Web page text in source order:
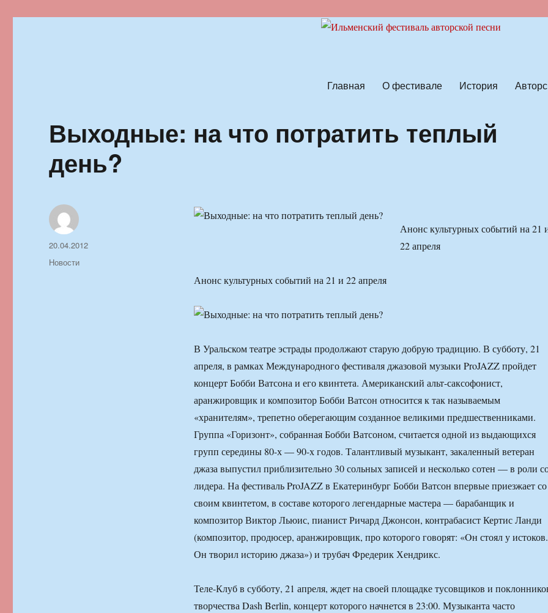
Главная О фестивале История
Выходные: на что потратить теплый
день?
Анонс культурных событий на 21
22 апреля
Анонс культурных событий на 21 и 22 апреля
В Уральском театре эстрады продолжают старую добрую традицию. В субботу, 21
апреля, в рамках Международного фестиваля джазовой музыки ProJAZZ пройдет
концерт Бобби Ватсона и его квинтета. Американский альт-саксофонист,
аранжировщик и композитор Бобби Ватсон относится к так называемым
«хранителям», трепетно оберегающим созданное великими предшественниками.
Группа «Горизонт», собранная Бобби Ватсоном, считается одной из выдающихся
групп середины 80-х — 90-х годов. Талантливый музыкант, закаленный ветеран
джаза выпустил приблизительно 30 сольных записей и несколько сотен — в роли
лидера. На фестиваль ProJAZZ в Екатеринбург Бобби Ватсон впервые приезжает со
своим квинтетом, в составе которого легендарные мастера — барабанщик и
композитор Виктор Льюис, пианист Ричард Джонсон, контрабасист Кертис Ланди
(композитор, продюсер, аранжировщик, про которого говорят: «Oн стоял у истоков.
Он творил историю джаза») и трубач Фредерик Хендрикс.
Теле-Клуб в субботу, 21 апреля, ждет на своей площадке тусовщиков и
творчества Dash Berlin, концерт которого начнется в 23:00. Музыканта часто
Автор
Опубликовано
20.04.2012
Рубрики
Новости